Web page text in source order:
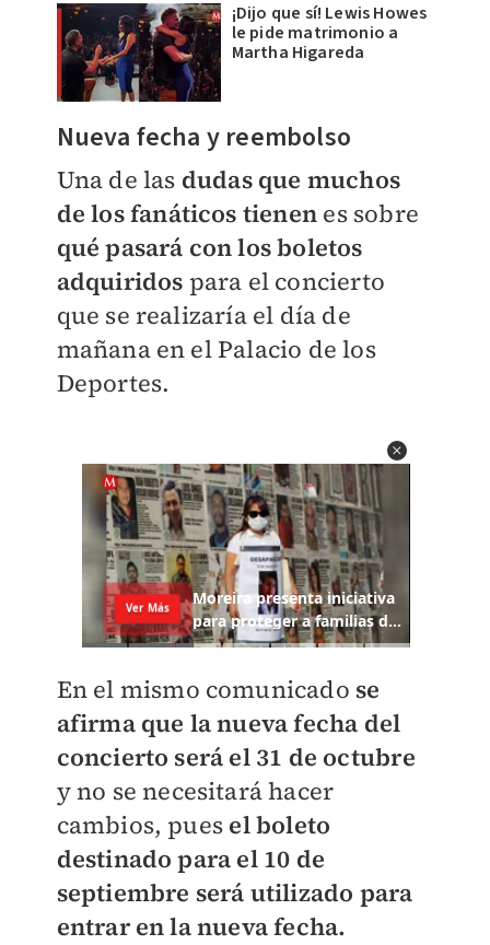
¡Dijo que sí! Lewis Howes
le pide matrimonio a
Martha Higareda
Nueva fecha y reembolso
Una de las dudas que muchos
de los fanáticos tienen es sobre
qué pasará con los boletos
adquiridos para el concierto
que se realizaría el día de
mañana en el Palacio de los
Deportes.
En el mismo comunicado se
afirma que la nueva fecha del
concierto será el 31 de octubre
y no se necesitará hacer
cambios, pues el boleto
destinado para el 10 de
septiembre será utilizado para
entrar en la nueva fecha.